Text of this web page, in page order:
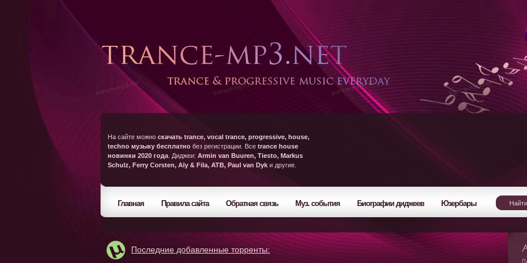
На сайте можно скачать trance, vocal trance, progressive, house,
techno музыку бесплатно без регистрации. Все trance house
новинки 2020 года . Диджеи: Armin van Buuren, Tiesto, Markus
Schulz, Ferry Corsten, Aly & Fila, ATB, Paul van Dyk и другие.
Главная Правила сайта Обратная связь Муз. события Биографии диджеев Юзербары
Последние добавленные торренты: